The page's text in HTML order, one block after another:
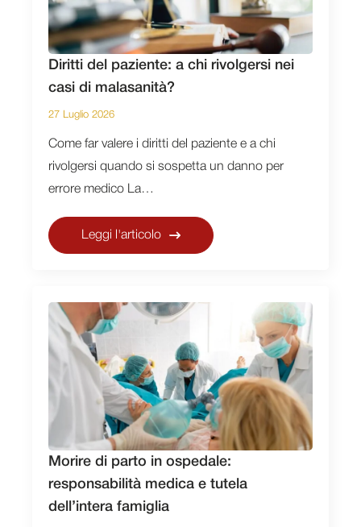
Diritti del paziente: a chi rivolgersi nei
casi di malasanità?
27 Luglio 2026
Come far valere i diritti del paziente e a chi
rivolgersi quando si sospetta un danno per
errore medico La…
Leggi l'articolo
Morire di parto in ospedale:
responsabilità medica e tutela
dell’intera famiglia